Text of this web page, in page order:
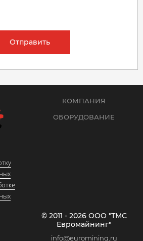
Отправить
КОМПАНИЯ
ОБОРУДОВАНИЕ
© 2011 - 2026 ООО "ТМС
Евромайнинг"
info@euromining.ru